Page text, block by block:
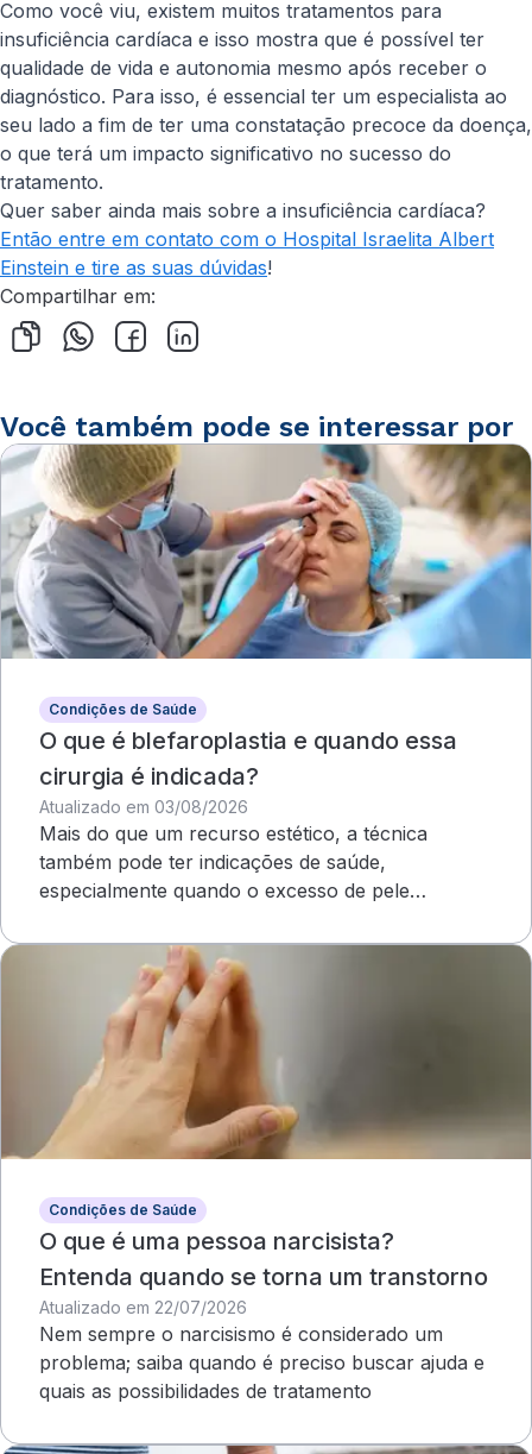
Como você viu, existem muitos tratamentos para
insuficiência cardíaca e isso mostra que é possível ter
qualidade de vida e autonomia mesmo após receber o
diagnóstico. Para isso, é essencial ter um especialista ao
seu lado a fim de ter uma constatação precoce da doença,
o que terá um impacto significativo no sucesso do
tratamento.
Quer saber ainda mais sobre a insuficiência cardíaca?
Então entre em contato com o Hospital Israelita Albert
Einstein e tire as suas dúvidas!
Compartilhar em:
Você também pode se interessar por
Condições de Saúde
O que é blefaroplastia e quando essa
cirurgia é indicada?
Atualizado em 03/08/2026
Mais do que um recurso estético, a técnica
também pode ter indicações de saúde,
especialmente quando o excesso de pele
Condições de Saúde
O que é uma pessoa narcisista?
Entenda quando se torna um transtorno
Atualizado em 22/07/2026
Nem sempre o narcisismo é considerado um
problema; saiba quando é preciso buscar ajuda e
quais as possibilidades de tratamento